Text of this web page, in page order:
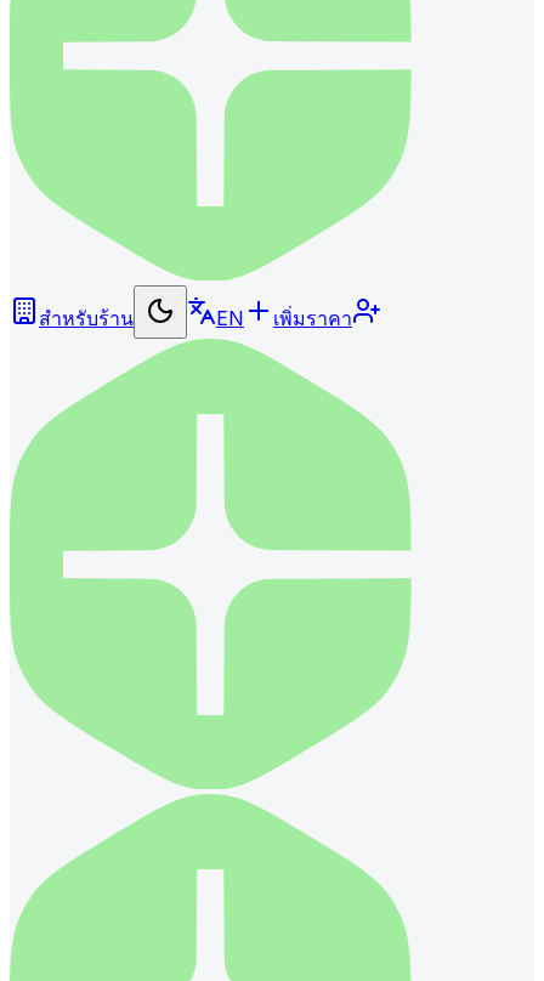
สำหรับร้าน EN เพิ่มราคา